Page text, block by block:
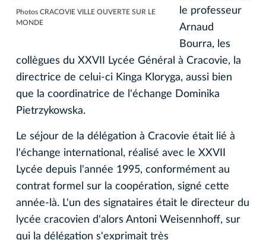
Photos CRACOVIE VILLE OUVERTE SUR LE
MONDE
le professeur
Arnaud
Bourra, les
collègues du XXVII Lycée Général à Cracovie, la
directrice de celui-ci Kinga Kloryga, aussi bien
que la coordinatrice de l'échange Dominika
Pietrzykowska.
Le séjour de la délégation à Cracovie était lié à
l'échange international, réalisé avec le XXVII
Lycée depuis l'année 1995, conformément au
contrat formel sur la coopération, signé cette
année-là. L'un des signataires était le directeur du
lycée cracovien d'alors Antoni Weisennhoff, sur
qui la délégation s'exprimait très